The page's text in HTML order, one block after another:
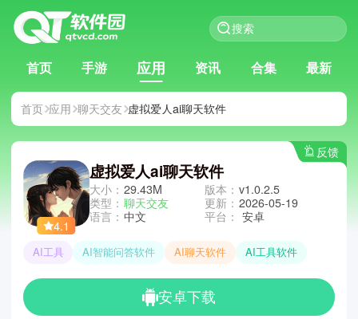
首页 手游 应用 资讯 合集 最新
首页 应用 聊天交友 虚拟爱人ai聊天软件
反馈
4.1
虚拟爱人ai聊天软件
大小： 29.43M
类型： 聊天交友
语言： 中文
版本： v1.0.2.5
更新： 2026-05-19
平台： 安卓
AI工具 AI智能问答软件 AI聊天软件 AI工具软件
安卓下载